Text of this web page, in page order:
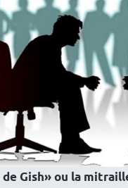
Gish» ou la